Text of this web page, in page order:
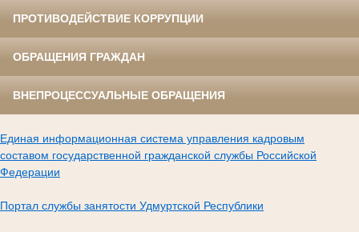
ПРОТИВОДЕЙСТВИЕ КОРРУПЦИИ
ОБРАЩЕНИЯ ГРАЖДАН
ВНЕПРОЦЕССУАЛЬНЫЕ ОБРАЩЕНИЯ
Единая информационная система управления кадровым
составом государственной гражданской службы Российской
Федерации
Портал службы занятости Удмуртской Республики